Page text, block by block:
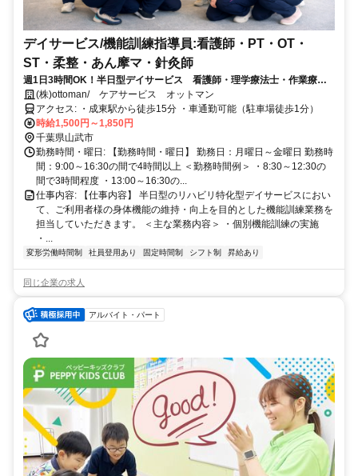
デイサービス/機能訓練指導員:看護師・PT・OT・
ST・柔整・あん摩マ・針灸師
週1日3時間OK！半日型デイサービス 看護師・理学療法士・作業療法
士 (株)ottoman/ ケアサービス オットマン
アクセス: ・成東駅から徒歩15分 ・車通勤可能（駐車場徒歩1分）
時給1,500円～1,850円
千葉県山武市
勤務時間・曜日: 【勤務時間・曜日】 勤務日：月曜日～金曜日 勤務時
間：9:00～16:30の間で4時間以上 ＜勤務時間例＞ ・8:30～12:30の
間で3時間程度 ・13:00～16:30の...
仕事内容: 【仕事内容】 半日型のリハビリ特化型デイサービスにおい
て、ご利用者様の身体機能の維持・向上を目的とした機能訓練業務を
担当していただきます。 ＜主な業務内容＞ ・個別機能訓練の実施
・...
変形労働時間制 社員登用あり 固定時間制 シフト制 昇給あり
同じ企業の求人
アルバイト・パート